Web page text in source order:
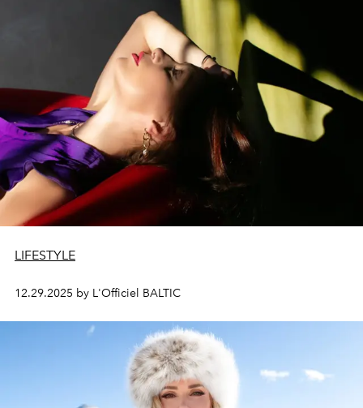
LIFESTYLE
12.29.2025 by L'Officiel BALTIC